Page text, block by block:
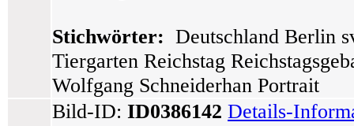
Stichwörter: Deutschland Berlin
Tiergarten Reichstag
Wolfgang Schneiderhan Portrait
Bild-ID: ID0386142 Details-